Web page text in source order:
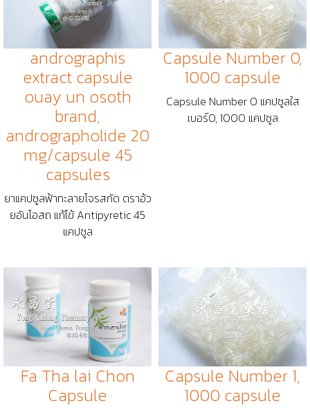
andrographis
extract capsule
ouay un osoth
brand,
andrographolide 20
mg/capsule 45
capsules
ยาแคปซูลฟ้าทะลายโจรสกัด ตราอ้ว
ยอันโอสถ แก้ไข้ Antipyretic 45
แคปซูล
Capsule Number 0,
1000 capsule
Capsule Number 0 แคปซูลใส
เบอร์​0, 1000 แคปซูล
Fa Tha lai Chon
Capsule
Capsule Number 1,
1000 capsule